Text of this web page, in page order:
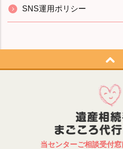
SNS運用ポリシー
当センターご相談受付